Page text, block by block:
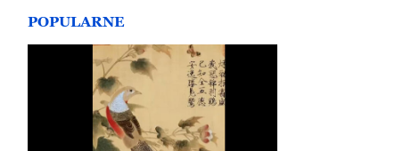
POPULARNE